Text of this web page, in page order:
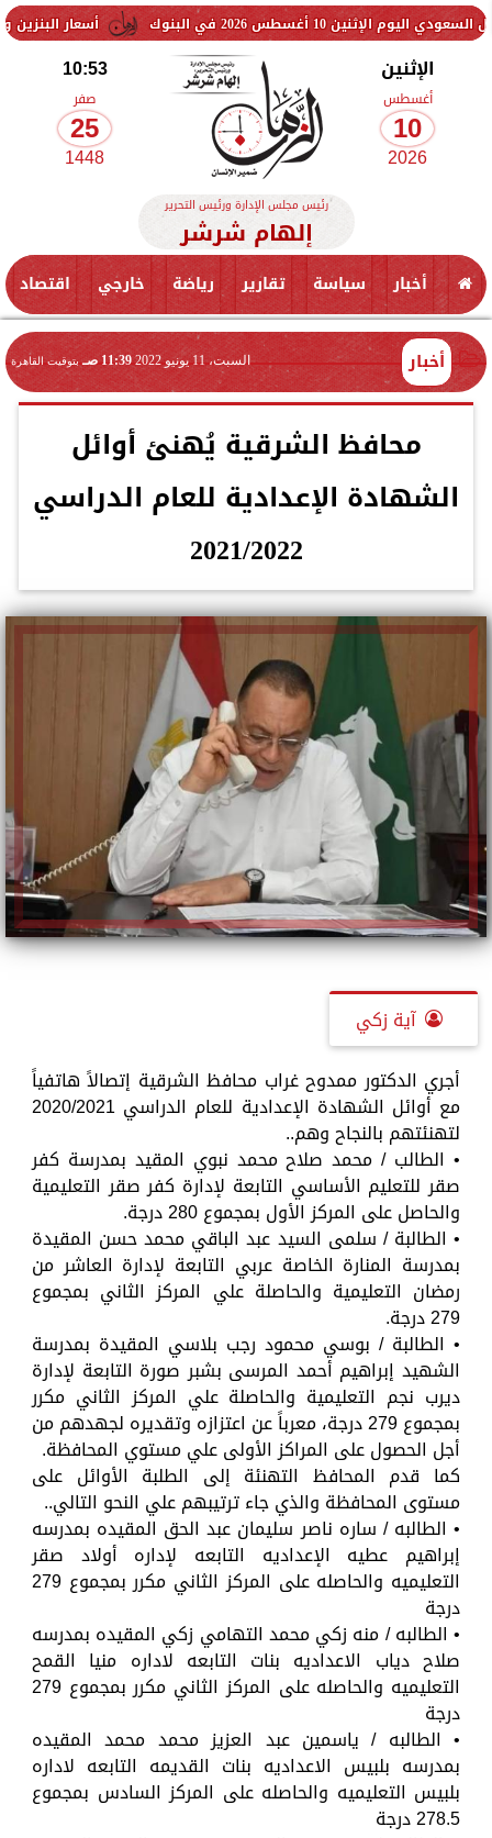
أسعار البنزين والسولار 2026 في البنوك
الإثنين
أغسطس
10
2026
10:53
صفر
25
1448
رئيس مجلس الإدارة ورئيس التحرير
إلهام شرشر
أخبار سياسة تقارير رياضة خارجي اقتصاد
أخبار السبت، 11 يونيو 2022 11:39 صـ بتوقيت القاهرة
محافظ الشرقية يُهنئ أوائل
الشهادة الإعدادية للعام الدراسي
2021/2022
آية زكي
أجري الدكتور ممدوح غراب محافظ الشرقية إتصالاً هاتفياً
مع أوائل الشهادة الإعدادية للعام الدراسي 2020/2021
لتهنئتهم بالنجاح وهم..
• الطالب / محمد صلاح محمد نبوي المقيد بمدرسة كفر
صقر للتعليم الأساسي التابعة لإدارة كفر صقر التعليمية
والحاصل على المركز الأول بمجموع 280 درجة.
• الطالبة / سلمى السيد عبد الباقي محمد حسن المقيدة
بمدرسة المنارة الخاصة عربي التابعة لإدارة العاشر من
رمضان التعليمية والحاصلة علي المركز الثاني بمجموع
279 درجة.
• الطالبة / بوسي محمود رجب بلاسي المقيدة بمدرسة
الشهيد إبراهيم أحمد المرسى بشبر صورة التابعة لإدارة
ديرب نجم التعليمية والحاصلة علي المركز الثاني مكرر
بمجموع 279 درجة، معرباً عن اعتزازه وتقديره لجهدهم من
أجل الحصول على المراكز الأولى علي مستوي المحافظة.
كما قدم المحافظ التهنئة إلى الطلبة الأوائل على
مستوى المحافظة والذي جاء ترتيبهم علي النحو التالي..
• الطالبه / ساره ناصر سليمان عبد الحق المقيده بمدرسه
إبراهيم عطيه الإعداديه التابعه لإداره أولاد صقر
التعليميه والحاصله على المركز الثاني مكرر بمجموع 279
درجة
• الطالبه / منه زكي محمد التهامي زكي المقيده بمدرسه
صلاح دياب الاعداديه بنات التابعه لاداره منيا القمح
التعليميه والحاصله على المركز الثاني مكرر بمجموع 279
درجة
• الطالبه / ياسمين عبد العزيز محمد محمد المقيده
بمدرسه بلبيس الاعداديه بنات القديمه التابعه لاداره
بلبيس التعليميه والحاصله على المركز السادس بمجموع
278.5 درجة